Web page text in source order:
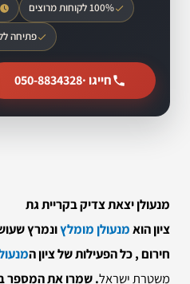
100% לקוחות מרוצים
פתיחה
חייגו ·050-8834328
מנעולן יצאת צדיק בקריית גת
ציון הואמנעולן מומלץונמרץ
חירום, כל הפעילות של ציון ה
משטרת ישראל. שמרו את המספר